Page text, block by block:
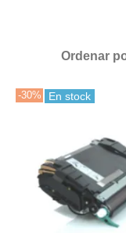
Ordenar
-30% En stock